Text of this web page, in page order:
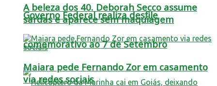
Governo Federal realiza desfile
comemorativo ao 7 de Setembro
A beleza dos 40. Deborah Secco assume
sardas e aparece sem maquiagem
Maiara pede Fernando Zor em casamento
via redes sociais